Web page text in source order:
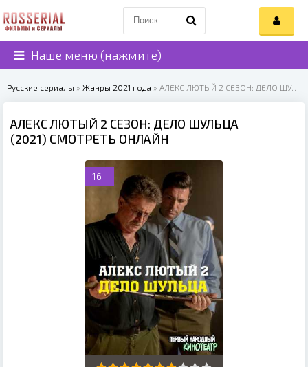
Наше меню (нажмите)
Русские сериалы » Жанры 2021 года » АЛЕКС ЛЮТЫЙ 2 СЕЗОН: ДЕЛО ШУЛЬЦА (2021)
АЛЕКС ЛЮТЫЙ 2 СЕЗОН: ДЕЛО ШУЛЬЦА
(2021) СМОТРЕТЬ ОНЛАЙН
16+